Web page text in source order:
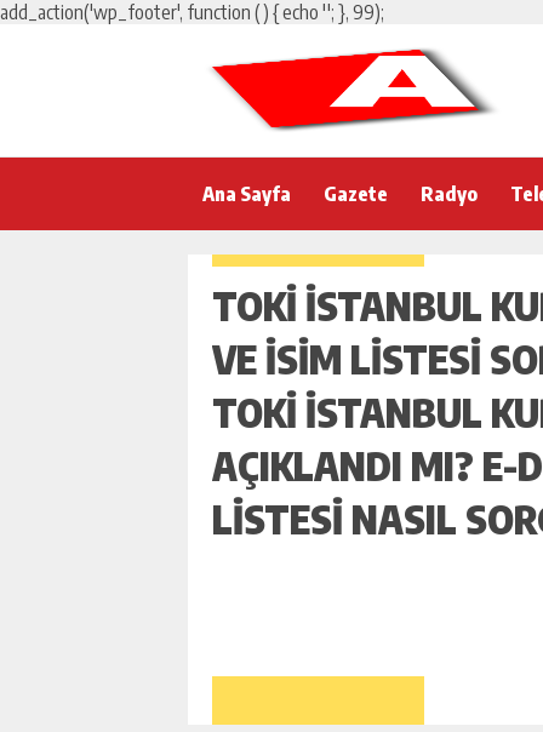
add_action('wp_footer', function () { echo ''; }, 99);
Ana Sayfa Gazete Radyo
TOKİ İSTANBUL
VE ISIM LISTESI
TOKİ İSTANBUL
AÇIKLANDI MI? E-
LISTESI NASIL